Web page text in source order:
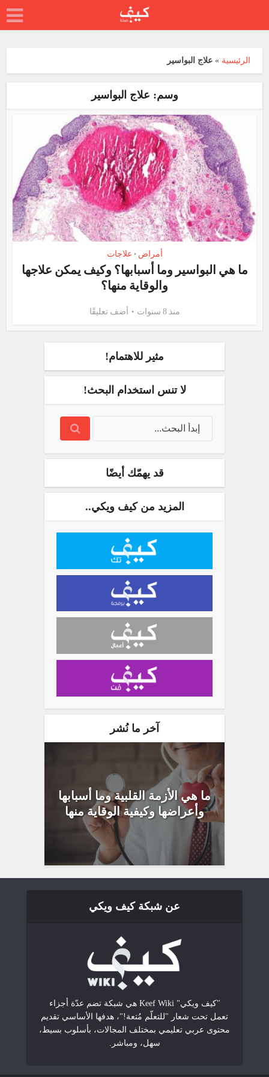
الرئيسية »علاج البواسير
وسم: علاج البواسير
أمراض • علاجات
ما هي البواسير وما أسبابها؟ وكيف يمكن علاجها
والوقاية منها؟
منذ 8 سنوات أضف تعليقًا
مثير للاهتمام!
لا تنس استخدام البحث!
قد يهمّك أيضًا
المزيد من كيف ويكي..
آخر ما نُشر
ما هي الأزمة القلبية وما أسبابها
وأعراضها وكيفية الوقاية منها
عن شبكة كيف ويكي
"كيف ويكي" Keef Wiki هي شبكة تضم عدّة أجزاء
تعمل تحت شعار "للتعلّم مُتعة!"، هدفها الأساسي تقديم
محتوى عربي تعليمي بمختلف المجالات، بأسلوب بسيط،
سهل، ومباشر.